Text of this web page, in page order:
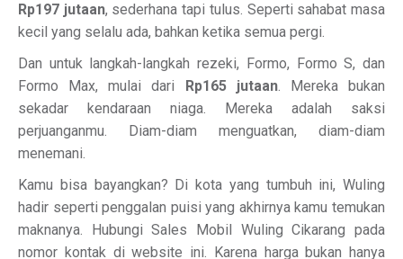
Rp197 jutaan, sederhana tapi tulus. Seperti sahabat masa
kecil yang selalu ada, bahkan ketika semua pergi.
Dan untuk langkah-langkah rezeki, Formo, Formo S, dan
Formo Max, mulai dari Rp165 jutaan. Mereka bukan
sekadar kendaraan niaga. Mereka adalah saksi
perjuanganmu. Diam-diam menguatkan, diam-diam
menemani.
Kamu bisa bayangkan? Di kota yang tumbuh ini, Wuling
hadir seperti penggalan puisi yang akhirnya kamu temukan
maknanya. Hubungi Sales Mobil Wuling Cikarang pada
nomor kontak di website ini. Karena harga bukan hanya